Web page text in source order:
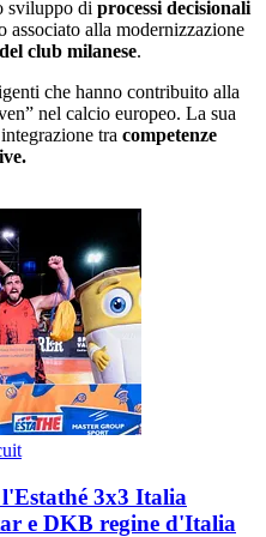
sviluppo di processi decisionali
associato alla modernizzazione
club milanese.
che hanno contribuito alla
nel calcio europeo. La sua
tra competenze
3x3 Italia
e DKB regine d'Italia